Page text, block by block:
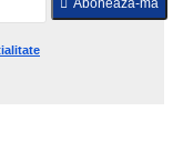
Aboneaza-ma